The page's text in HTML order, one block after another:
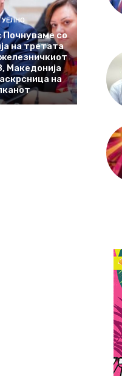
Почнуваме со
на третата
Македонија
на